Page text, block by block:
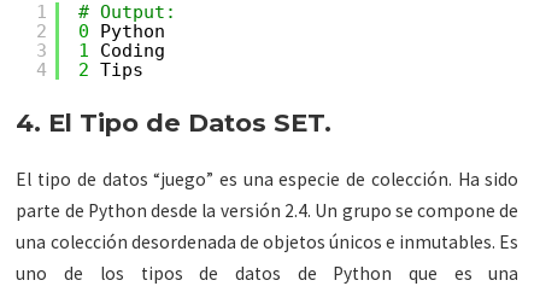
1
2
3
4
# Output:
0
Python
1
Coding
2 Tips
4. El Tipo de Datos SET.
El tipo de datos “juego” es una especie de colección. Ha sido
parte de Python desde la versión 2.4. Un grupo se compone de
una colección desordenada de objetos únicos e inmutables. Es
uno de los tipos de datos de Python que es una